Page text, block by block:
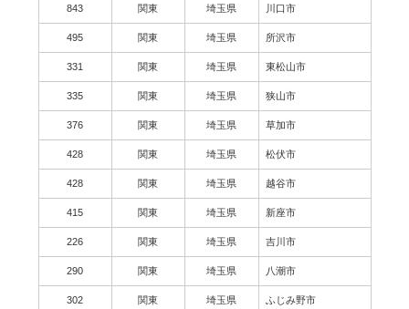
843 関東 埼玉県 川口市
495 関東 埼玉県 所沢市
331 関東 埼玉県 東松山市
335 関東 埼玉県 狭山市
376 関東 埼玉県 草加市
428 関東 埼玉県 松伏市
428 関東 埼玉県 越谷市
415 関東 埼玉県 新座市
226 関東 埼玉県 吉川市
290 関東 埼玉県 八潮市
302 関東 埼玉県 ふじみ野市